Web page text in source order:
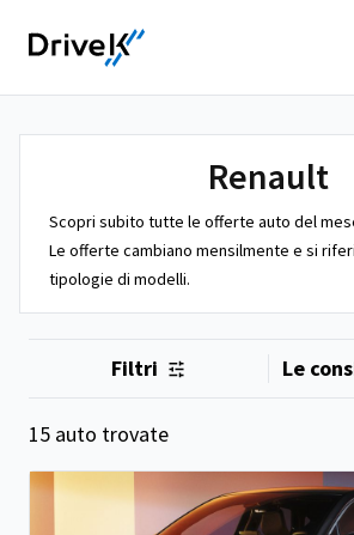
Renault
Scopri subito tutte le offerte auto del
Le offerte cambiano mensilmente e si
tipologie di modelli.
Filtri
15 auto trovate